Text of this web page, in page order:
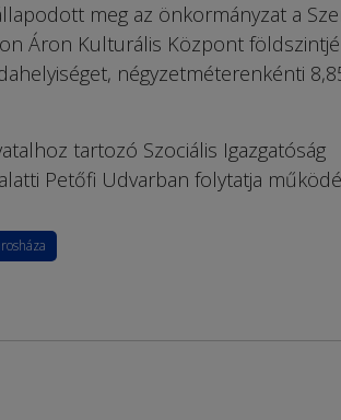
meg az önkormányzat a
Áron Kulturális Központ
négyzetméterenkénti
tartozó Szociális Igazgatóság
Petőfi Udvarban folytatja